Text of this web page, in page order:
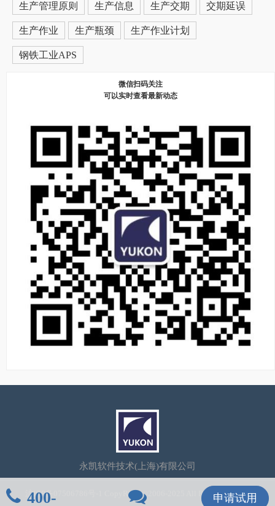
400- 申请试用
生产管理原则 生产信息 生产交期 交期延误
生产作业 生产瓶颈 生产作业计划
钢铁工业APS
微信扫码关注
可以实时查看最新动态
永凯软件技术(上海)有限公司
沪ICP备07506786号-1 CopyRight©2006-2025 All Rights Reserved